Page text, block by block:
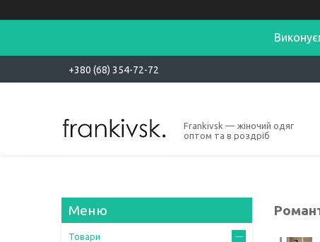
+380 (68) 354-72-72
Frankivsk — жіночий одяг
оптом та в роздріб
Товари